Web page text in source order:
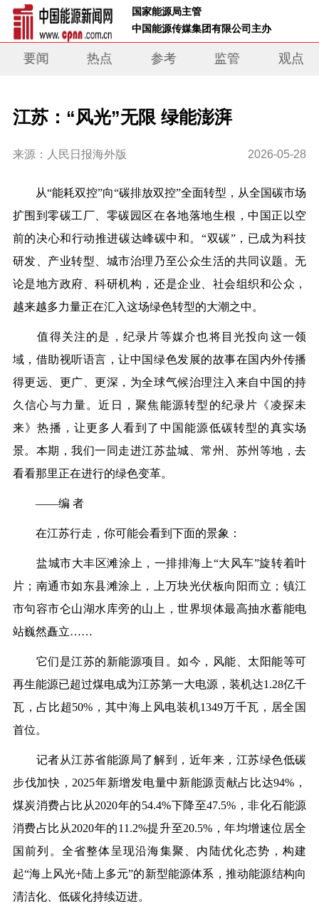
国家能源局主管
中国能源传媒集团有限公司主办
要闻 热点 参考 监管 观点
江苏：“风光”无限 绿能澎湃
来源：人民日报海外版 2026-05-28
从“能耗双控”向“碳排放双控”全面转型，从全国碳市场
扩围到零碳工厂、零碳园区在各地落地生根，中国正以空
前的决心和行动推进碳达峰碳中和。“双碳”，已成为科技
研发、产业转型、城市治理乃至公众生活的共同议题。无
论是地方政府、科研机构，还是企业、社会组织和公众，
越来越多力量正在汇入这场绿色转型的大潮之中。
值得关注的是，纪录片等媒介也将目光投向这一领
域，借助视听语言，让中国绿色发展的故事在国内外传播
得更远、更广、更深，为全球气候治理注入来自中国的持
久信心与力量。近日，聚焦能源转型的纪录片《凌探未
来》热播，让更多人看到了中国能源低碳转型的真实场
景。本期，我们一同走进江苏盐城、常州、苏州等地，去
看看那里正在进行的绿色变革。
——编 者
在江苏行走，你可能会看到下面的景象：
盐城市大丰区滩涂上，一排排海上“大风车”旋转着叶
片；南通市如东县滩涂上，上万块光伏板向阳而立；镇江
市句容市仑山湖水库旁的山上，世界坝体最高抽水蓄能电
站巍然矗立……
它们是江苏的新能源项目。如今，风能、太阳能等可
再生能源已超过煤电成为江苏第一大电源，装机达1.28亿千
瓦，占比超50%，其中海上风电装机1349万千瓦，居全国
首位。
记者从江苏省能源局了解到，近年来，江苏绿色低碳
步伐加快，2025年新增发电量中新能源贡献占比达94%，
煤炭消费占比从2020年的54.4%下降至47.5%，非化石能源
消费占比从2020年的11.2%提升至20.5%，年均增速位居全
国前列。全省整体呈现沿海集聚、内陆优化态势，构建
起“海上风光+陆上多元”的新型能源体系，推动能源结构向
清洁化、低碳化持续迈进。